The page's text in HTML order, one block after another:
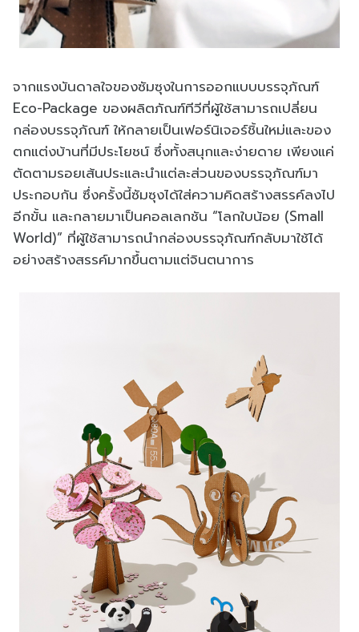
จากแรงบันดาลใจของซัมซุงในการออกแบบบรรจุภัณฑ์
Eco-Package ของผลิตภัณฑ์ทีวีที่ผู้ใช้สามารถเปลี่ยน
กล่องบรรจุภัณฑ์ ให้กลายเป็นเฟอร์นิเจอร์ชิ้นใหม่และของ
ตกแต่งบ้านที่มีประโยชน์ ซึ่งทั้งสนุกและง่ายดาย เพียงแค่
ตัดตามรอยเส้นประและนำแต่ละส่วนของบรรจุภัณฑ์มา
ประกอบกัน ซึ่งครั้งนี้ซัมซุงได้ใส่ความคิดสร้างสรรค์ลงไป
อีกขั้น และกลายมาเป็นคอลเลกชัน “โลกใบน้อย (Small
World)” ที่ผู้ใช้สามารถนำกล่องบรรจุภัณฑ์กลับมาใช้ได้
อย่างสร้างสรรค์มากขึ้นตามแต่จินตนาการ